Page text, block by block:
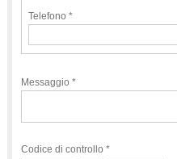
Telefono *
Messaggio *
Codice di controllo *